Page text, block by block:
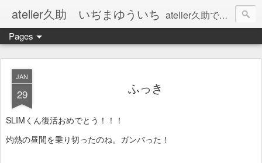
atelier久助 いぢまゆういち atelier久助では土と火から暖かなモノたちを生み出しています。 ご覧になられた方が和んで頂ければ幸いです。
Pages
JAN
29 ふっき
SLIMくん復活おめでとう！！！
灼熱の昼間を乗り切ったのね。ガンバった！